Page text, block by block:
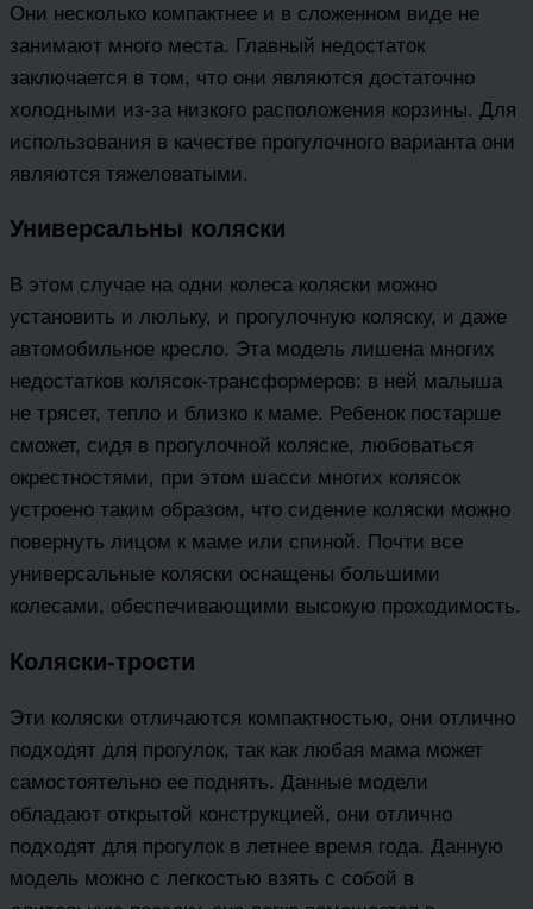
Они несколько компактнее и в сложенном виде не
занимают много места. Главный недостаток
заключается в том, что они являются достаточно
холодными из-за низкого расположения корзины. Для
использования в качестве прогулочного варианта они
являются тяжеловатыми.
Универсальны коляски
В этом случае на одни колеса коляски можно
установить и люльку, и прогулочную коляску, и даже
автомобильное кресло. Эта модель лишена многих
недостатков колясок-трансформеров: в ней малыша
не трясет, тепло и близко к маме. Ребенок постарше
сможет, сидя в прогулочной коляске, любоваться
окрестностями, при этом шасси многих колясок
устроено таким образом, что сидение коляски можно
повернуть лицом к маме или спиной. Почти все
универсальные коляски оснащены большими
колесами, обеспечивающими высокую проходимость.
Коляски-трости
Эти коляски отличаются компактностью, они отлично
подходят для прогулок, так как любая мама может
самостоятельно ее поднять. Данные модели
обладают открытой конструкцией, они отлично
подходят для прогулок в летнее время года. Данную
модель можно с легкостью взять с собой в